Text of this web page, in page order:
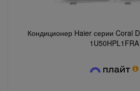
Кондиционер Haier серии Coral
1U50HPL1FRA